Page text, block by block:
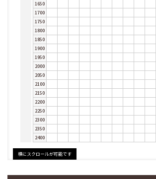
1650
1700
1750
1800
1850
1900
1950
2000
2050
2100
2150
2200
2250
2300
2350
2400